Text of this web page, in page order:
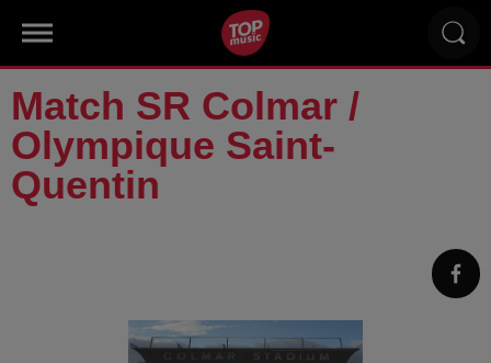
Match SR Colmar /
Olympique Saint-
Quentin